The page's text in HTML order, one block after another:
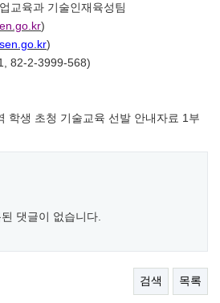
교육과 기술인재육성팀
)
)
82-2-3999-568)
학생 초청 기술교육 선발 안내자료 1 부
댓글이 없습니다.
검색 목록